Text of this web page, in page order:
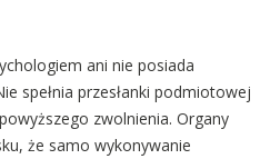
ani nie posiada
spełnia przesłanki podmiotowej
zwolnienia. Organy
że samo wykonywanie